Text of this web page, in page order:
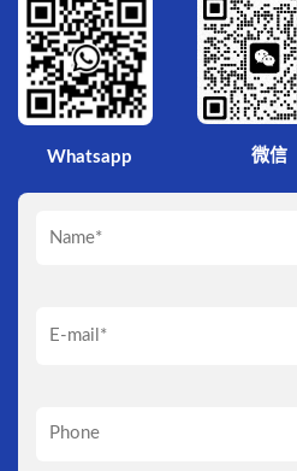
Whatsapp 微信